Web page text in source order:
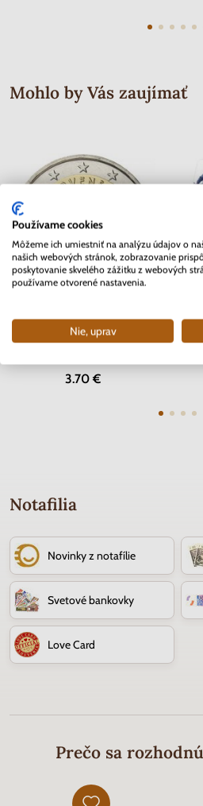
Mohlo by Vás zaujímať
2 EURO Slovensko 2012 - 10.
rokov Euro meny
3.70 €
2
Notafilia
Novinky z notafílie
Svetové bankovky
Love Card
Prečo sa
Používame cookies
Môžeme ich umiestniť na analýzu údajov o
našich webových stránok, zobrazovanie
poskytovanie skvelého zážitku z webových
používame otvorené nastavenia.
Nie, uprav